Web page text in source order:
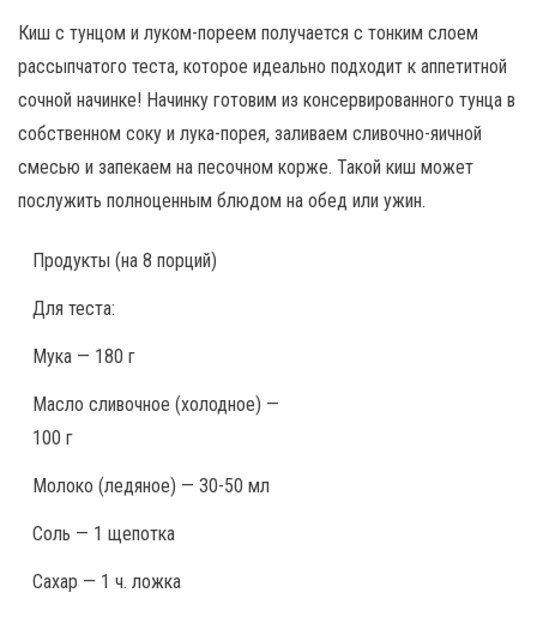
Киш с тунцом и луком-пореем получается с тонким слоем
рассыпчатого теста, которое идеально подходит к аппетитной
сочной начинке! Начинку готовим из консервированного тунца в
собственном соку и лука-порея, заливаем сливочно-яичной
смесью и запекаем на песочном корже. Такой киш может
послужить полноценным блюдом на обед или ужин.
Продукты (на 8 порций)
Для теста:
Мука — 180 г
Масло сливочное (холодное) —
100 г
Молоко (ледяное) — 30-50 мл
Соль — 1 щепотка
Сахар — 1 ч. ложка